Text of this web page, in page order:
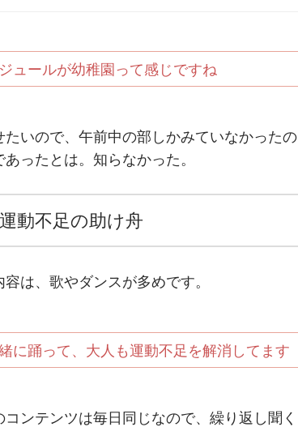
ュールが幼稚園って感じですね
いので、午前中の部しかみていなかったの
ったとは。知らなかった。
動不足の助け舟
は、歌やダンスが多めです。
に踊って、大人も運動不足を解消してます
ンテンツは毎日同じなので、繰り返し聞く